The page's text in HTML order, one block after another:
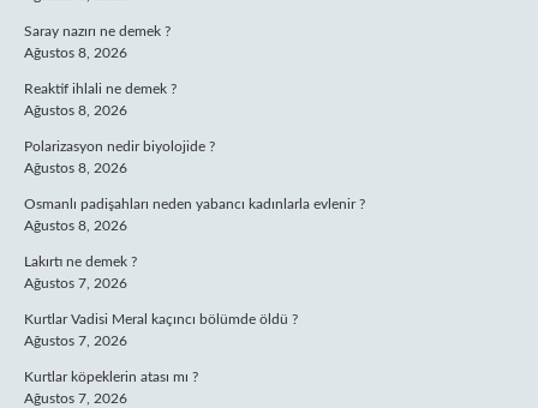
Saray nazırı ne demek ?
Ağustos 8, 2026
Reaktif ihlali ne demek ?
Ağustos 8, 2026
Polarizasyon nedir biyolojide ?
Ağustos 8, 2026
Osmanlı padişahları neden yabancı kadınlarla evlenir ?
Ağustos 8, 2026
Lakırtı ne demek ?
Ağustos 7, 2026
Kurtlar Vadisi Meral kaçıncı bölümde öldü ?
Ağustos 7, 2026
Kurtlar köpeklerin atası mı ?
Ağustos 7, 2026